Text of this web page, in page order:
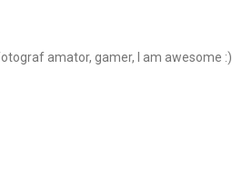
amator, gamer, I am awesome :)